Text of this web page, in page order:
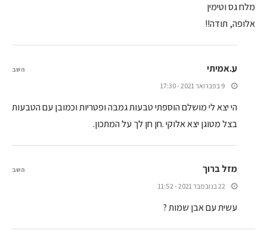
מלח גס וטימין
אלופה, תודה!!
ע.אמיתי
9 בפברואר 2021 - 17:30
הי יצא לי מושלם הוספתי טבעות גמבה ופטריות וכמובן עם הטבעות
בצל מטוגן יצא אלוקי .חן חן לך על המתכון.
השב
מזל ברוך
22 בנובמבר 2021 - 11:52
עשית עם אבן שמות ?
השב